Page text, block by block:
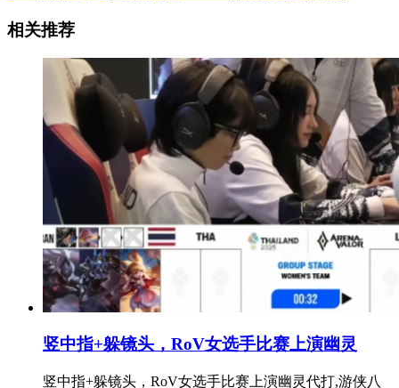
相关推荐
竖中指+躲镜头，RoV女选手比赛上演幽灵
竖中指+躲镜头，RoV女选手比赛上演幽灵代打,游侠八